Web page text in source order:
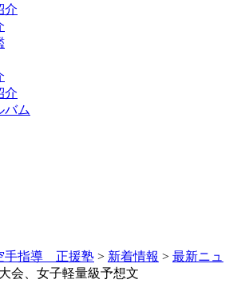
介
介
バム
手指導 正援塾 > 新着情報 > 最新ニュ
会、女子軽量級予想文